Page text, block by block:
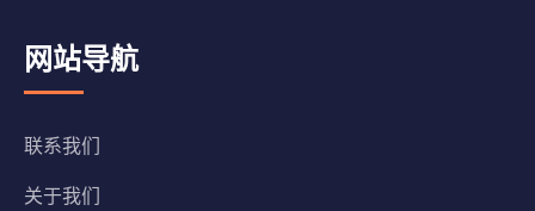
网站导航
联系我们
关于我们